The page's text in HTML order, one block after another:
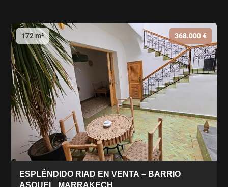
172 m² 368.000 €
ESPLÉNDIDO RIAD EN VENTA – BARRIO
ASOUEL, MARRAKECH